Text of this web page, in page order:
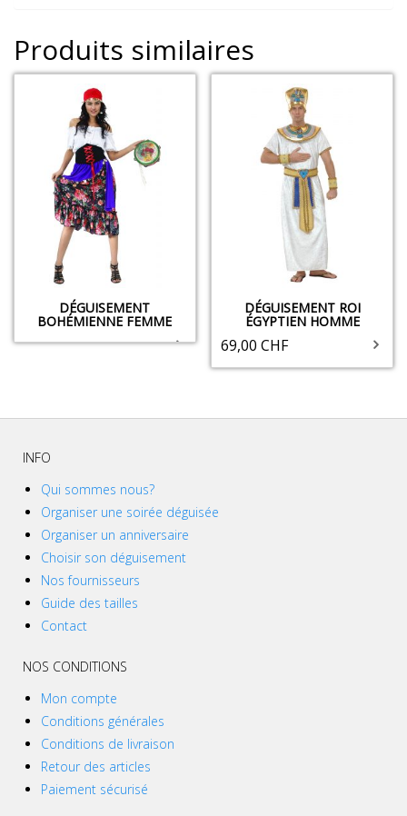
Produits similaires
DÉGUISEMENT
BOHÉMIENNE FEMME
DÉGUISEMENT ROI
ÉGYPTIEN HOMME
69,00CHF
INFO
Qui sommes nous?
Organiser une soirée déguisée
Organiser un anniversaire
Choisir son déguisement
Nos fournisseurs
Guide des tailles
Contact
NOS CONDITIONS
Mon compte
Conditions générales
Conditions de livraison
Retour des articles
Paiement sécurisé